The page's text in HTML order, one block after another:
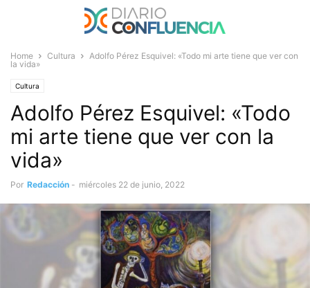
Home Cultura
Adolfo Pérez Esquivel: «Todo mi arte tiene que ver con
la vida»
Cultura
Adolfo Pérez Esquivel: «Todo
mi arte tiene que ver con la
vida»
Por Redacción - miércoles 22 de junio, 2022